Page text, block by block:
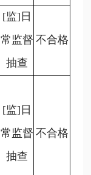
[监]日
常监督
抽查
不合格
[监]日
常监督
抽查
不合格